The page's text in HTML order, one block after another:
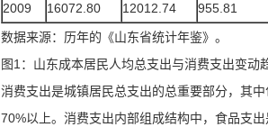
2009
16072.80 12012.74 955.81
数据来源：历年的《山东省统计年鉴》。
图1：山东成本居民人均总支出与消费支出变动
消费支出是城镇居民总支出的总重要部分，其
70%以上。消费支出内部组成结构中，食品支